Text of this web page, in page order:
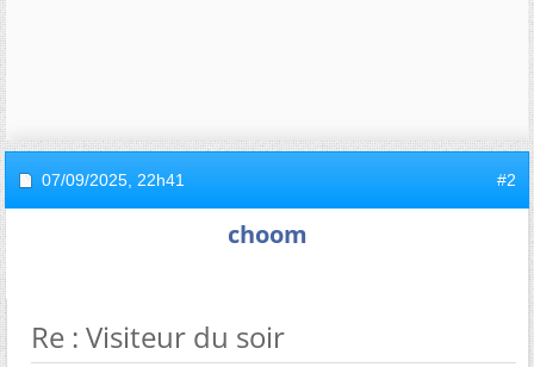
07/09/2025, 22h41 #2
choom
Re : Visiteur du soir